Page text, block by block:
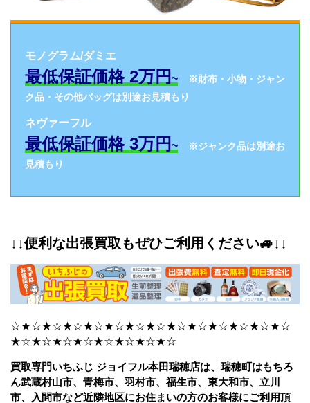
モノグラム/ダミエ
最低保証価格 2万円 ~
※財布・小物・ジャン
ク品・その他バッグは別途お見積もり
ネヴァーフル
最低保証価格 3万円 ~
※ジャンク品は別途お
見積もり
↓↓便利な出張買取もぜひご利用ください🚙↓↓
☆★☆★☆★☆★☆★☆★☆★☆★☆★☆★☆★☆★☆★☆
★☆★☆★☆★☆★☆★☆★☆★☆
買取専門いちふじ ジョイフル本田瑞穂店は、瑞穂町はもちろ
ん武蔵村山市、青梅市、羽村市、福生市、東大和市、立川
市、入間市など近隣地区にお住まいの方のお客様にご利用頂